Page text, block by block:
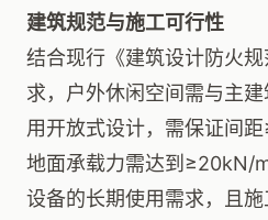
建筑规范与施工可行性
结合现行《建筑设计防火
求，户外休闲空间需与主
用开放式设计，需保证间距
地面承载力需达到≥20kN/
设备的长期使用需求，且